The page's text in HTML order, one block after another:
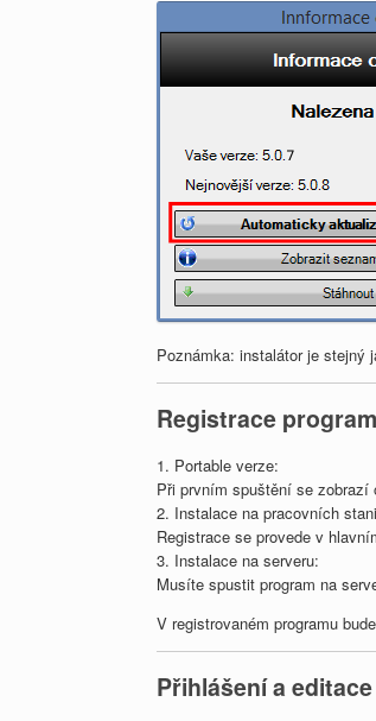
Poznámka: instalátor je stejný
Registrace
1. Portable verze:
Při prvním spuštění se
2. Instalace na pracovních
Registrace se provede v
3. Instalace na serveru:
Musíte spustit program na
V registrovaném programu
Přihlášení a editace